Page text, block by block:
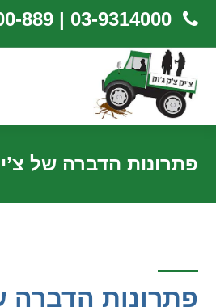
03-9314000 | 1-700-500-889
פתרונות הדברה של
פתרונות הדברה